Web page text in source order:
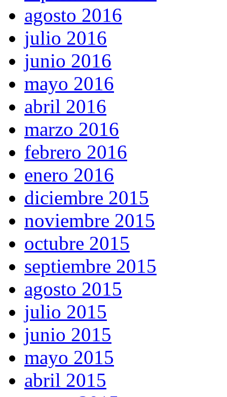
agosto 2016
julio 2016
junio 2016
mayo 2016
abril 2016
marzo 2016
febrero 2016
enero 2016
diciembre 2015
noviembre 2015
octubre 2015
septiembre 2015
agosto 2015
julio 2015
junio 2015
mayo 2015
abril 2015